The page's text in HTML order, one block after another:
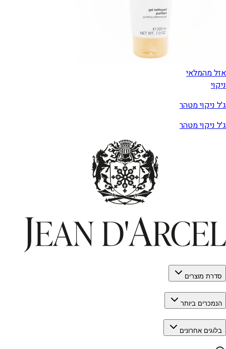
אזל מהמלאי
ניקוי
ג'ל ניקוי מטהר
ג'ל ניקוי מטהר
סדרת מוצרים
הנמכרים ביותר
בלוגים אחרונים